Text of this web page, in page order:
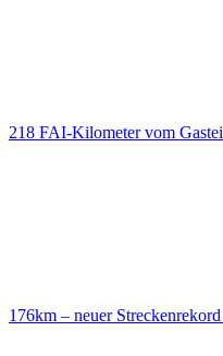
218 FAI-Kilometer vom
176km – neuer